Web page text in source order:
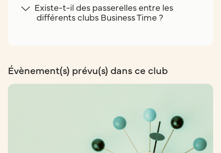
Existe-t-il des passerelles entre les
différents clubs Business Time ?
Évènement(s) prévu(s) dans ce club